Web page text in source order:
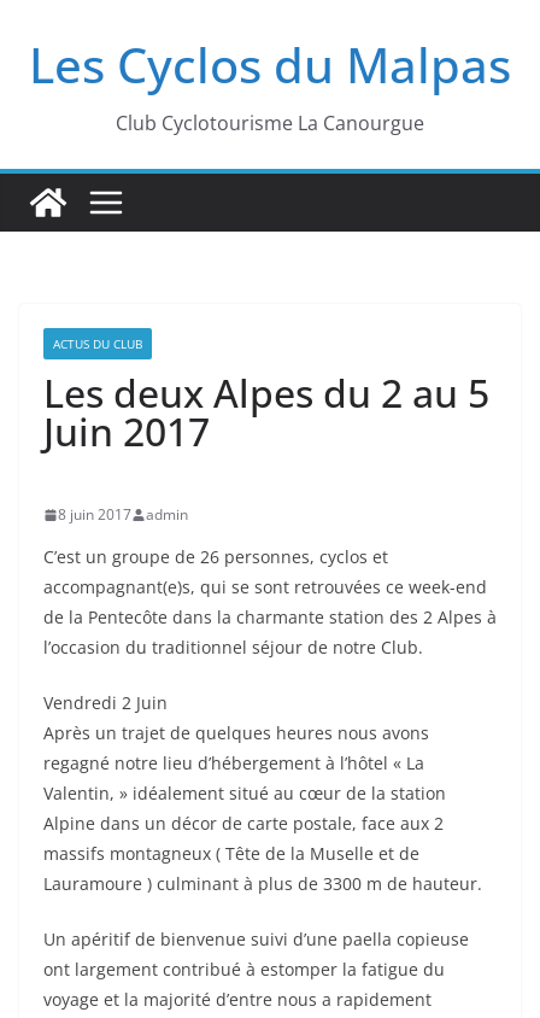
contenu
Les Cyclos du Malpas
Club Cyclotourisme La Canourgue
ACTUS DU CLUB
Les deux Alpes du 2 au 5
Juin 2017
8 juin 2017 admin
C’est un groupe de 26 personnes, cyclos et
accompagnant(e)s, qui se sont retrouvées ce week-end
de la Pentecôte dans la charmante station des 2 Alpes à
l’occasion du traditionnel séjour de notre Club.
Vendredi 2 Juin
Après un trajet de quelques heures nous avons
regagné notre lieu d’hébergement à l’hôtel « La
Valentin, » idéalement situé au cœur de la station
Alpine dans un décor de carte postale, face aux 2
massifs montagneux ( Tête de la Muselle et de
Lauramoure ) culminant à plus de 3300 m de hauteur.
Un apéritif de bienvenue suivi d’une paella copieuse
ont largement contribué à estomper la fatigue du
voyage et la majorité d’entre nous a rapidement